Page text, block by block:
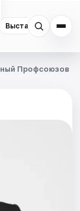
Выставки
Профсоюзов